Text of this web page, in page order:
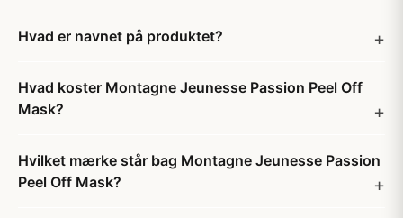
Hvad er navnet på produktet?
Hvad koster Montagne Jeunesse Passion Peel Off
Mask?
Hvilket mærke står bag Montagne Jeunesse Passion
Peel Off Mask?